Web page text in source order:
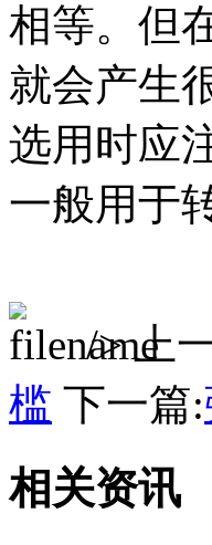
相等。但
就会产生
选用时应
一般用于
/> 上
槛 下一篇:
相关资讯